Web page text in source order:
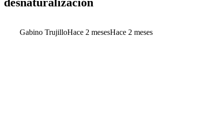
Gabino TrujilloHace 2 mesesHace 2 meses